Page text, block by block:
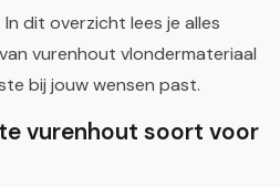
dit overzicht lees je alles
vurenhout vlondermateriaal
bij jouw wensen past.
vurenhout soort voor